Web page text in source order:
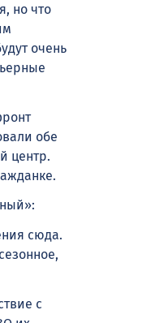
но что
очень
обе
центр.
сюда.
с